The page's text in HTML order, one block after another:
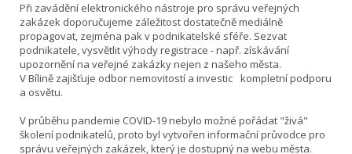
Při zavádění elektronického nástroje pro správu veřejných
zakázek doporučujeme záležitost dostatečně mediálně
propagovat, zejména pak v podnikatelské sféře. Sezvat
podnikatele, vysvětlit výhody registrace - např. získávání
upozornění na veřejné zakázky nejen z našeho města.
V Bílině zajišťuje odbor nemovitostí a investic kompletní podporu
a osvětu.
V průběhu pandemie COVID-19 nebylo možné pořádat "živá"
školení podnikatelů, proto byl vytvořen informační průvodce pro
správu veřejných zakázek, který je dostupný na webu města.